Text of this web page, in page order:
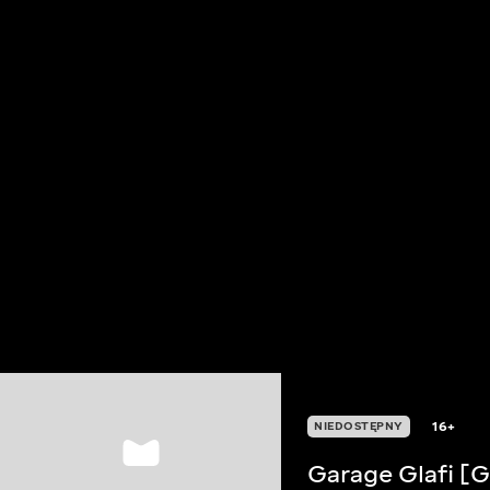
NIEDOSTĘPNY 16+
Garage Glafi